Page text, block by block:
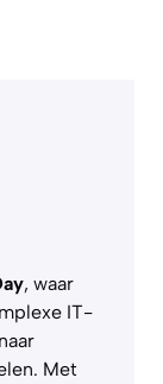
, waar
IT-
Met